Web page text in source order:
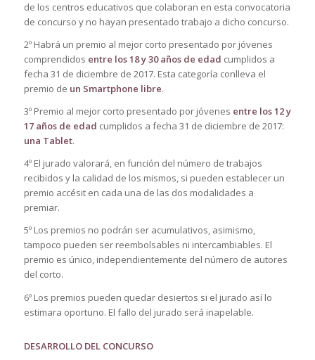
de los centros educativos que colaboran en esta convocatoria
de concurso y no hayan presentado trabajo a dicho concurso.
2º Habrá un premio al mejor corto presentado por jóvenes
comprendidos entre los 18 y 30 años de edad cumplidos a
fecha 31 de diciembre de 2017. Esta categoría conlleva el
premio de un Smartphone libre.
3º Premio al mejor corto presentado por jóvenes entre los 12 y
17 años de edad cumplidos a fecha 31 de diciembre de 2017:
una Tablet.
4º El jurado valorará, en función del número de trabajos
recibidos y la calidad de los mismos, si pueden establecer un
premio accésit en cada una de las dos modalidades a
premiar.
5º Los premios no podrán ser acumulativos, asimismo,
tampoco pueden ser reembolsables ni intercambiables. El
premio es único, independientemente del número de autores
del corto.
6º Los premios pueden quedar desiertos si el jurado así lo
estimara oportuno. El fallo del jurado será inapelable.
DESARROLLO DEL CONCURSO